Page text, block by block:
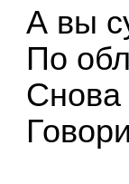
А вы
По
Снова